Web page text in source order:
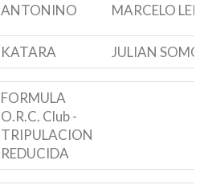
ANTONINO MARCELO LEITE
KATARA JULIAN SOMODI
FORMULA
O.R.C. Club -
TRIPULACION
REDUCIDA